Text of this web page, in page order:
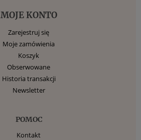
MOJE KONTO
Zarejestruj się
Moje zamówienia
Koszyk
Obserwowane
Historia transakcji
Newsletter
POMOC
Kontakt